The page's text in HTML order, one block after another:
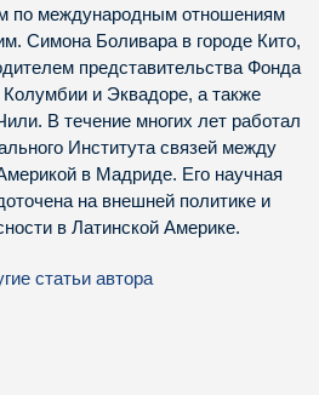
по международным отношениям
Симона Боливара в городе Кито,
представительства Фонда
и Эквадоре, а также
В течение многих лет работал
Института связей между
в Мадриде. Его научная
на внешней политике и
в Латинской Америке.
статьи автора